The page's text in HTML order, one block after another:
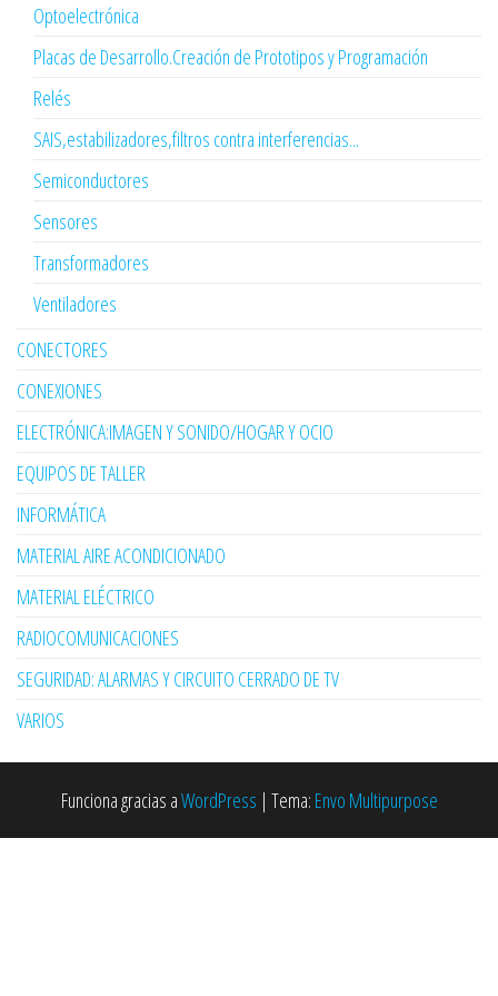
Optoelectrónica
Placas de Desarrollo.Creación de Prototipos y Programación
Relés
SAIS,estabilizadores,filtros contra interferencias...
Semiconductores
Sensores
Transformadores
Ventiladores
CONECTORES
CONEXIONES
ELECTRÓNICA:IMAGEN Y SONIDO/HOGAR Y OCIO
EQUIPOS DE TALLER
INFORMÁTICA
MATERIAL AIRE ACONDICIONADO
MATERIAL ELÉCTRICO
RADIOCOMUNICACIONES
SEGURIDAD: ALARMAS Y CIRCUITO CERRADO DE TV
VARIOS
Funciona gracias aWordPress | Tema: Envo Multipurpose